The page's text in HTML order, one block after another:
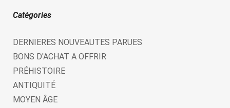
Catégories
DERNIERES NOUVEAUTES PARUES
BONS D'ACHAT A OFFRIR
PRÉHISTOIRE
ANTIQUITÉ
MOYEN ÂGE